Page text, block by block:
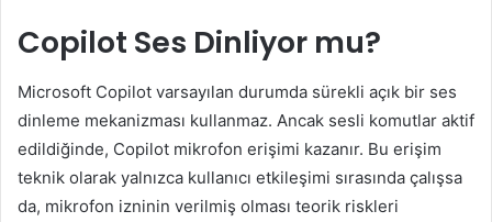
Copilot Ses Dinliyor mu?
Microsoft Copilot varsayılan durumda sürekli açık bir ses
dinleme mekanizması kullanmaz. Ancak sesli komutlar aktif
edildiğinde, Copilot mikrofon erişimi kazanır. Bu erişim
teknik olarak yalnızca kullanıcı etkileşimi sırasında çalışsa
da, mikrofon izninin verilmiş olması teorik riskleri